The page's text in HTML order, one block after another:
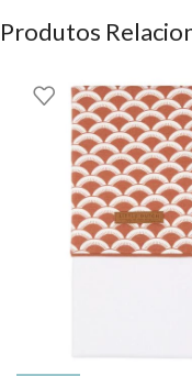
Produtos